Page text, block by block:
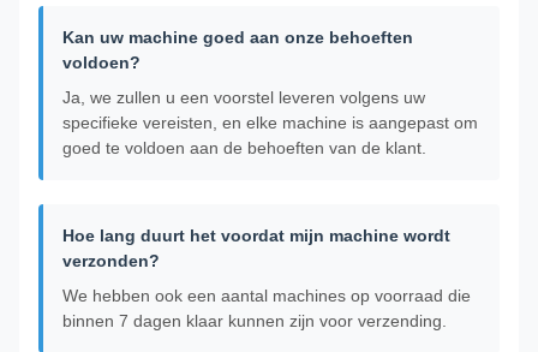
Kan uw machine goed aan onze behoeften
voldoen?
Ja, we zullen u een voorstel leveren volgens uw
specifieke vereisten, en elke machine is aangepast om
goed te voldoen aan de behoeften van de klant.
Hoe lang duurt het voordat mijn machine wordt
verzonden?
We hebben ook een aantal machines op voorraad die
binnen 7 dagen klaar kunnen zijn voor verzending.